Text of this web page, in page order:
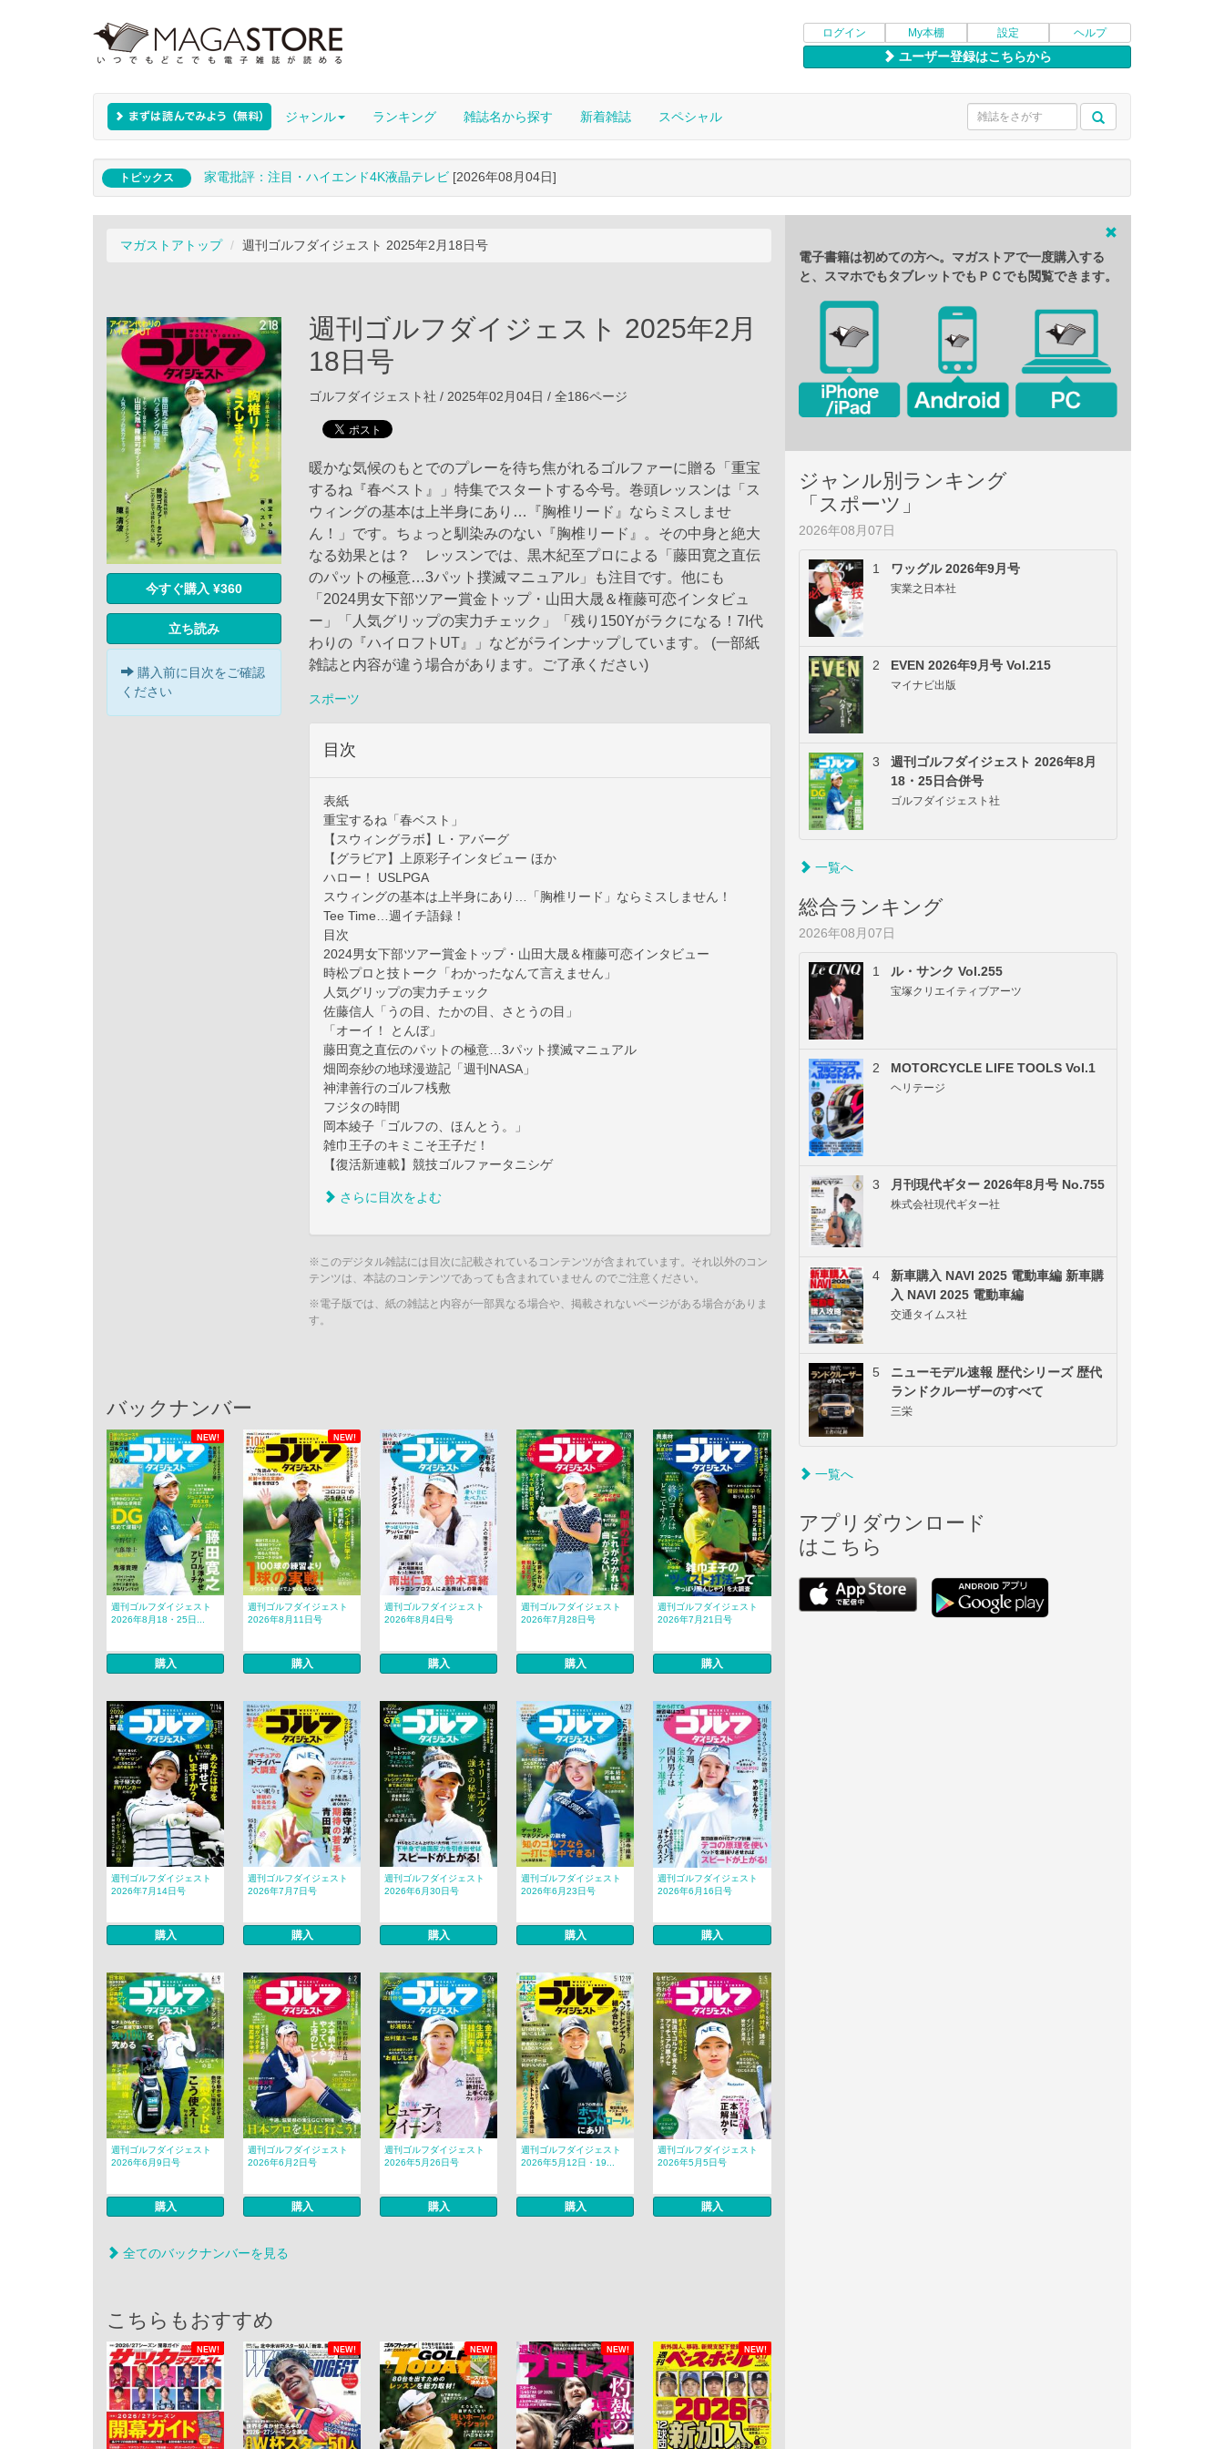
ログイン My本棚 設定 ヘルプ
ユーザー登録はこちらから
ジャンル ランキング 雑誌名から探す 新着雑誌 スペシャル
トピックス 家電批評：注目・ハイエンド4K液晶テレビ [2026年08月04日]
マガストアトップ 週刊ゴルフダイジェスト 2025年2月18日号
今すぐ購入 ¥360
立ち読み
購入前に目次をご確認
ください
週刊ゴルフダイジェスト 2025年2月
18日号
ゴルフダイジェスト社 / 2025年02月04日 / 全186ページ
暖かな気候のもとでのプレーを待ち焦がれるゴルファーに贈る「重宝
するね『春ベスト』」特集でスタートする今号。巻頭レッスンは「ス
ウィングの基本は上半身にあり…『胸椎リード』ならミスしませ
ん！」です。ちょっと馴染みのない『胸椎リード』。その中身と絶大
なる効果とは？ レッスンでは、黒木紀至プロによる「藤田寛之直伝
のパットの極意…3パット撲滅マニュアル」も注目です。他にも
「2024男女下部ツアー賞金トップ・山田大晟＆権藤可恋インタビュ
ー」「人気グリップの実力チェック」「残り150Yがラクになる！7I代
わりの『ハイロフトUT』」などがラインナップしています。 (一部紙
雑誌と内容が違う場合があります。ご了承ください)
スポーツ
目次
表紙
重宝するね「春ベスト」
【スウィングラボ】L・アバーグ
【グラビア】上原彩子インタビュー ほか
ハロー！ USLPGA
スウィングの基本は上半身にあり…「胸椎リード」ならミスしません！
Tee Time…週イチ語録！
目次
2024男女下部ツアー賞金トップ・山田大晟＆権藤可恋インタビュー
時松プロと技トーク「わかったなんて言えません」
人気グリップの実力チェック
佐藤信人「うの目、たかの目、さとうの目」
「オーイ！ とんぼ」
藤田寛之直伝のパットの極意…3パット撲滅マニュアル
畑岡奈紗の地球漫遊記「週刊NASA」
神津善行のゴルフ桟敷
フジタの時間
岡本綾子「ゴルフの、ほんとう。」
雑巾王子のキミこそ王子だ！
【復活新連載】競技ゴルファータニシゲ
さらに目次をよむ
※このデジタル雑誌には目次に記載されているコンテンツが含まれています。それ以外のコン
テンツは、本誌のコンテンツであっても含まれていません のでご注意ください。
※電子版では、紙の雑誌と内容が一部異なる場合や、掲載されないページがある場合がありま
す。
バックナンバー
NEW! NEW!
週刊ゴルフダイジェスト
2026年8月18・25日...
購入
週刊ゴルフダイジェスト
2026年8月11日号
購入
週刊ゴルフダイジェスト
2026年8月4日号
購入
週刊ゴルフダイジェスト
2026年7月28日号
購入
週刊ゴルフダイジェスト
2026年7月21日号
購入
週刊ゴルフダイジェスト
2026年7月14日号
購入
週刊ゴルフダイジェスト
2026年7月7日号
購入
週刊ゴルフダイジェスト
2026年6月30日号
購入
週刊ゴルフダイジェスト
2026年6月23日号
購入
週刊ゴルフダイジェスト
2026年6月16日号
購入
週刊ゴルフダイジェスト
2026年6月9日号
購入
週刊ゴルフダイジェスト
2026年6月2日号
購入
週刊ゴルフダイジェスト
2026年5月26日号
購入
週刊ゴルフダイジェスト
2026年5月12日・19...
購入
週刊ゴルフダイジェスト
2026年5月5日号
購入
全てのバックナンバーを見る
こちらもおすすめ
NEW! NEW! NEW! NEW! NEW!
電子書籍は初めての方へ。マガストアで一度購入する
と、スマホでもタブレットでもＰＣでも閲覧できます。
ジャンル別ランキング
「スポーツ」
2026年08月07日
1 ワッグル 2026年9月号
実業之日本社
2 EVEN 2026年9月号 Vol.215
マイナビ出版
3
週刊ゴルフダイジェスト 2026年8月
18・25日合併号
ゴルフダイジェスト社
一覧へ
総合ランキング
2026年08月07日
1 ル・サンク Vol.255
宝塚クリエイティブアーツ
2 MOTORCYCLE LIFE TOOLS Vol.1
ヘリテージ
3 月刊現代ギター 2026年8月号 No.755
株式会社現代ギター社
4
新車購入 NAVI 2025 電動車編 新車購
入 NAVI 2025 電動車編
交通タイムス社
5
ニューモデル速報 歴代シリーズ 歴代
ランドクルーザーのすべて
三栄
一覧へ
アプリダウンロード
はこちら